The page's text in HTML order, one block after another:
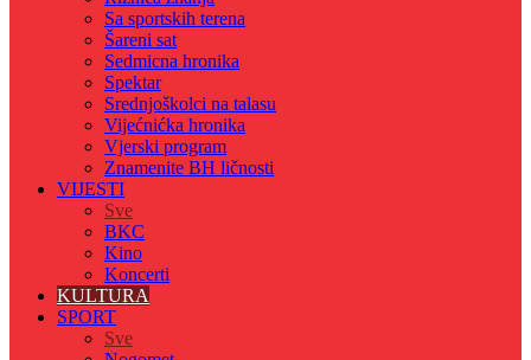
Sa sportskih terena
Šareni sat
Sedmicna hronika
Spektar
Srednjoškolci na talasu
Vijećnićka hronika
Vjerski program
Znamenite BH ličnosti
VIJESTI
Sve
BKC
Kino
Koncerti
KULTURA
SPORT
Sve